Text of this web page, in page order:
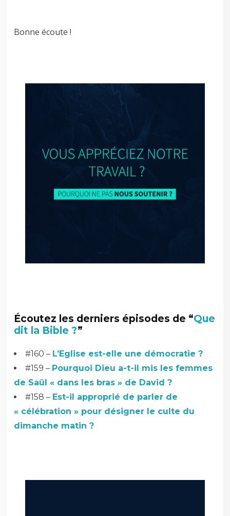
Bonne écoute !
Écoutez les derniers épisodes de “Que
dit la Bible ?”
#160 – L’Eglise est-elle une démocratie ?
#159 – Pourquoi Dieu a-t-il mis les femmes
de Saül « dans les bras » de David ?
#158 – Est-il approprié de parler de
« célébration » pour désigner le culte du
dimanche matin ?